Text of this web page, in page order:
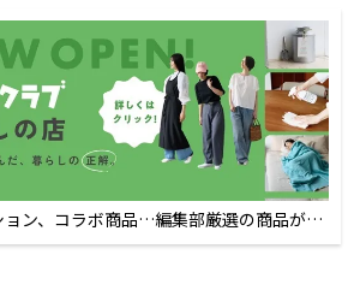
ン、コラボ商品…編集部厳選の商品が買